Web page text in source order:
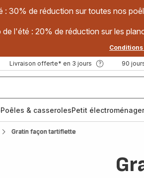
: 30% de réduction sur toutes nos
de l'été : 20% de réduction sur les
Livraison offerte* en 3 jours 90
Poêles & casserolesPetit électroménager
Gratin façon tartiflette